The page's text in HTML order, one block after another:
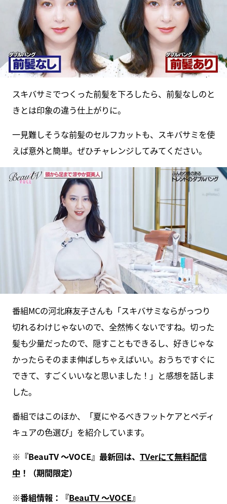
スキバサミでつくった前髪を下ろしたら、前髪なしのと
きとは印象の違う仕上がりに。
一見難しそうな前髪のセルフカットも、スキバサミを使
えば意外と簡単。ぜひチャレンジしてみてください。
番組MCの河北麻友子さんも「スキバサミならがっつり
切れるわけじゃないので、全然怖くないですね。切った
髪も少量だったので、隠すこともできるし、好きじゃな
かったらそのまま伸ばしちゃえばいい。おうちですぐに
できて、すごくいいなと思いました！」と感想を話しま
した。
番組ではこのほか、「夏にやるべきフットケアとペディ
キュアの色選び」を紹介しています。
※『BeauTV ～VOCE』最新回は、 TVerにて無料配信
中 ！（期間限定）
※番組情報：『BeauTV ～VOCE』